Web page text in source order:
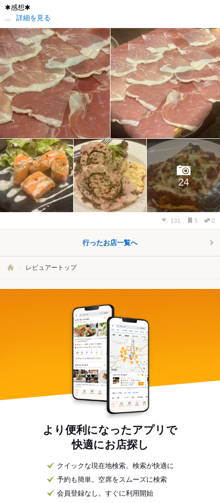
✱感想✱
...
詳細を見る
24
131 5 0
行ったお店一覧へ
レビュアートップ
より便利になったアプリで
快適にお店探し
クイックな現在地検索。検索が快適に
予約も簡単。空席をスムーズに検索
会員登録なし。すぐに利用開始